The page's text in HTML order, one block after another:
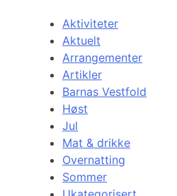
Aktiviteter
Aktuelt
Arrangementer
Artikler
Barnas Vestfold
Høst
Jul
Mat & drikke
Overnatting
Sommer